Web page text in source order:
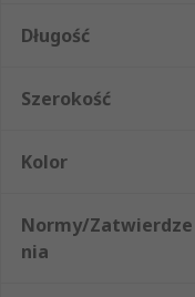
Długość
Szerokość
Kolor
Normy/Zatwierdze
nia